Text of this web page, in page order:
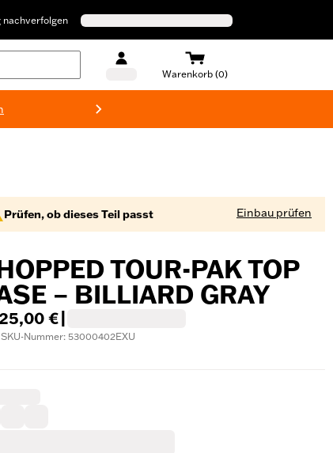
nachverfolgen
Warenkorb (0)
Prüfen, ob dieses Teil passt Einbau prüfen
TOUR-PAK TOP
– BILLIARD GRAY
€
Nummer: 53000402EXU